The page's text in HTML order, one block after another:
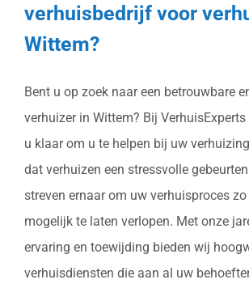
verhuisbedrijf voor
Wittem?
Bent u op zoek naar een betrouwbare
verhuizer in Wittem? Bij
u klaar om u te helpen bij uw
dat verhuizen een stressvolle
streven ernaar om uw verhuisproces zo
mogelijk te laten verlopen. Met onze
ervaring en toewijding bieden wij
verhuisdiensten die aan al uw